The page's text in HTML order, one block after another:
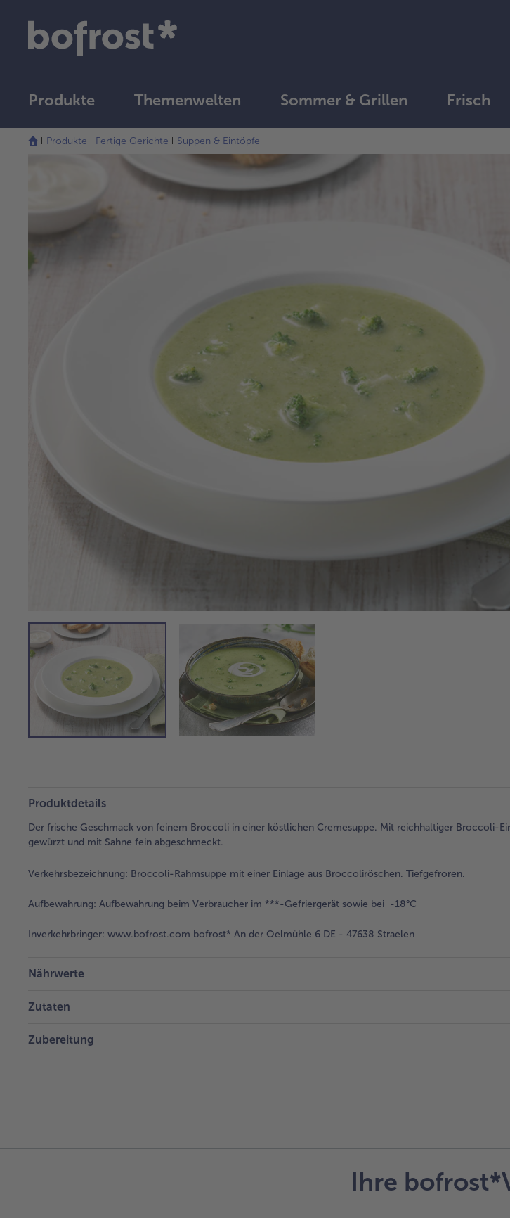
Produkte Themenwelten Sommer & Grillen Frisch
Produkte Fertige Gerichte Suppen & Eintöpfe
Produktdetails
Der frische Geschmack von feinem Broccoli in einer köstlichen Cremesuppe. Mit reichhaltiger Broccoli-
gewürzt und mit Sahne fein abgeschmeckt.
Verkehrsbezeichnung: Broccoli-Rahmsuppe mit einer Einlage aus Broccoliröschen. Tiefgefroren.
Aufbewahrung: Aufbewahrung beim Verbraucher im ***-Gefriergerät sowie bei -18°C
Inverkehrbringer: www.bofrost.com bofrost* An der Oelmühle 6 DE - 47638 Straelen
Nährwerte
Zutaten
Zubereitung
Ihre